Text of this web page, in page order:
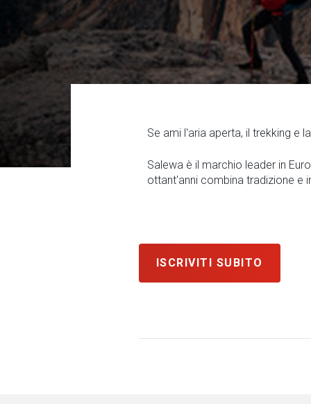
Se ami l'aria aperta, il trekking e
Salewa è il marchio leader in
ottant'anni combina tradizione e
ISCRIVITI SUBITO